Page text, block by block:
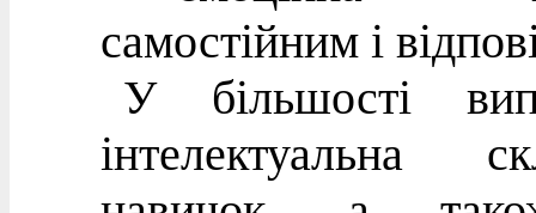
самостійним і
У більшості
інтелектуальна